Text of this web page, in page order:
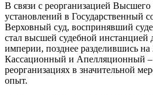
В связи с реорганизацией
установлений в Государственный
Верховный суд, воспринявший
стал высшей судебной инстанцией
империи, позднее разделившись
Кассационный и Апелляционный –
реорганизациях в значительной
опыт.